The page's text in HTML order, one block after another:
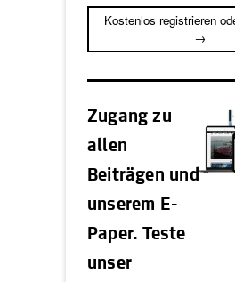
Kostenlos registrieren
→
Zugang zu
allen
Beiträgen und
unserem E-
Paper. Teste
unser